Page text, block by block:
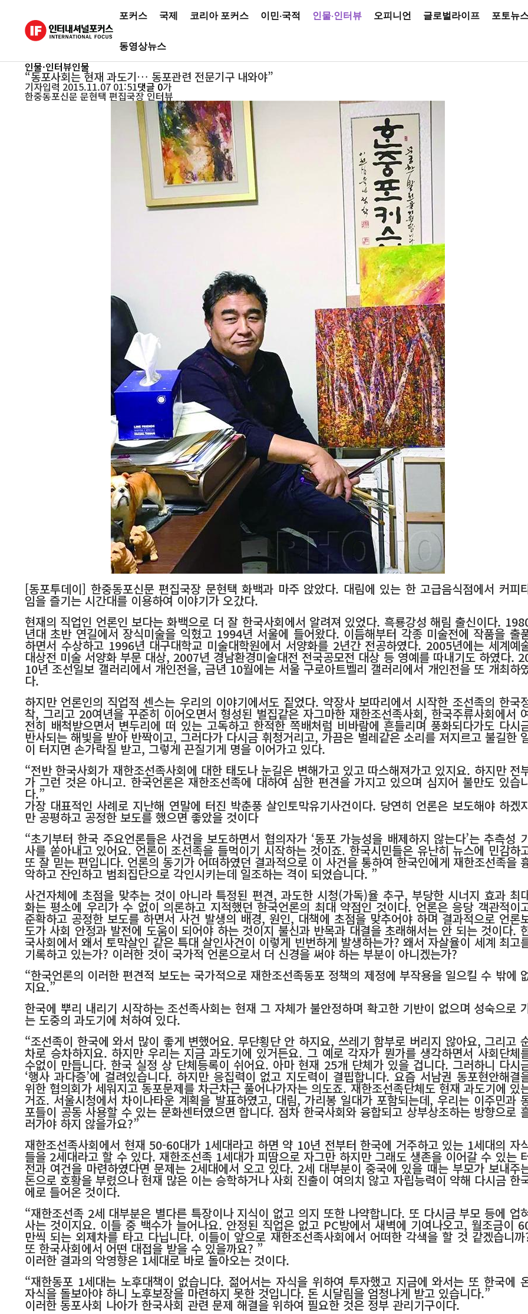
포커스 국제 코리아 포커스 이민·국적 인물·인터뷰 오피니언 글로벌라이프 포토뉴
동영상뉴스
인물·인터뷰인물
“동포사회는 현재 과도기… 동포관련 전문기구 내와야”
기자입력 2015.11.07 01:51댓글 0가
한중동포신문 문현택 편집국장 인터뷰
[동포투데이] 한중동포신문 편집국장 문현택 화백과 마주 앉았다. 대림에 있는 한 고급음식점에서 커피
임을 즐기는 시간대를 이용하여 이야기가 오갔다.
현재의 직업인 언론인 보다는 화백으로 더 잘 한국사회에서 알려져 있었다. 흑룡강성 해림 출신이다.
년대 초반 연길에서 장식미술을 익혔고 1994년 서울에 들어왔다. 이듬해부터 각종 미술전에 작품을 출
하면서 수상하고 1996년 대구대학교 미술대학원에서 서양화를 2년간 전공하였다. 2005년에는 세계예
대상전 미술 서양화 부문 대상, 2007년 경남환경미술대전 전국공모전 대상 등 영예를 따내기도 하였다.
10년 조선일보 갤러리에서 개인전을, 금년 10월에는 서울 구로아트벨리 갤러리에서 개인전을 또 개최하
다.
하지만 언론인의 직업적 센스는 우리의 이야기에서도 짙었다. 약장사 보따리에서 시작한 조선족의 한국
착, 그리고 20여년을 꾸준히 이어오면서 형성된 벌집같은 자그마한 재한조선족사회, 한국주류사회에서
전히 배척받으면서 변두리에 떠 있는 고독하고 한적한 쪽배처럼 비바람에 흔들리며 풍화되다가도 다시
반사되는 해빛을 받아 반짝이고, 그러다가 다시금 휘청거리고, 가끔은 벌레같은 소리를 저지르고 불길한
이 터지면 손가락질 받고, 그렇게 끈질기게 명을 이어가고 있다.
“전반 한국사회가 재한조선족사회에 대한 태도나 눈길은 변해가고 있고 따스해져가고 있지요. 하지만 전
가 그런 것은 아니고. 한국언론은 재한조선족에 대하여 심한 편견을 가지고 있으며 심지어 불만도 있습
다.”
가장 대표적인 사례로 지난해 연말에 터진 박춘풍 살인토막유기사건이다. 당연히 언론은 보도해야 하겠
만 공평하고 공정한 보도를 했으면 좋았을 것이다
“초기부터 한국 주요언론들은 사건을 보도하면서 협의자가 ‘동포 가능성을 배제하지 않는다’는 추측성
사를 쏟아내고 있어요. 언론이 조선족을 들먹이기 시작하는 것이죠. 한국시민들은 유난히 뉴스에 민감하
또 잘 믿는 편입니다. 언론의 동기가 어떠하였던 결과적으로 이 사건을 통하여 한국인에게 재한조선족을
악하고 잔인하고 범죄집단으로 각인시키는데 일조하는 격이 되었습니다. ”
사건자체에 초점을 맞추는 것이 아니라 특정된 편견, 과도한 시청(가독)율 추구, 부당한 시너지 효과 최
화는 평소에 우리가 수 없이 의론하고 지적했던 한국언론의 최대 약점인 것이다. 언론은 응당 객관적이
준확하고 공정한 보도를 하면서 사건 발생의 배경, 원인, 대책에 초점을 맞추어야 하며 결과적으로 언론
도가 사회 안정과 발전에 도움이 되어야 하는 것이지 불신과 반목과 대결을 초래해서는 안 되는 것이다.
국사회에서 왜서 토막살인 같은 특대 살인사건이 이렇게 빈번하게 발생하는가? 왜서 자살율이 세계 최고
기록하고 있는가? 이러한 것이 국가적 언론으로서 더 신경을 써야 하는 부분이 아니겠는가?
“한국언론의 이러한 편견적 보도는 국가적으로 재한조선족동포 정책의 제정에 부작용을 일으킬 수 밖에
지요.”
한국에 뿌리 내리기 시작하는 조선족사회는 현재 그 자체가 불안정하며 확고한 기반이 없으며 성숙으로
는 도중의 과도기에 처하여 있다.
“조선족이 한국에 와서 많이 좋게 변했어요. 무단횡단 안 하지요, 쓰레기 함부로 버리지 않아요, 그리고
차로 승차하지요. 하지만 우리는 지금 과도기에 있거든요. 그 예로 각자가 뭔가를 생각하면서 사회단체
수없이 만듭니다. 한국 실정 상 단체등록이 쉬어요. 아마 현재 25개 단체가 있을 겁니다. 그러하니 다시
‘행사 과다증’에 걸려있습니다. 하지만 응집력이 없고 지도력이 결핍합니다. 요즘 서남권 동포현안해결
위한 협의회가 세워지고 동포문제를 차근차근 풀어나가자는 의도죠. 재한조선족단체도 현재 과도기에 있
거죠. 서울시청에서 차이나타운 계획을 발표하였고, 대림, 가리봉 일대가 포함되는데, 우리는 이주민과
포들이 공동 사용할 수 있는 문화센터였으면 합니다. 점차 한국사회와 융합되고 상부상조하는 방향으로
러가야 하지 않을가요?”
재한조선족사회에서 현재 50-60대가 1세대라고 하면 약 10년 전부터 한국에 거주하고 있는 1세대의 자
들을 2세대라고 할 수 있다. 재한조선족 1세대가 피땀으로 자그만 하지만 그래도 생존을 이어갈 수 있는
전과 여건을 마련하였다면 문제는 2세대에서 오고 있다. 2세 대부분이 중국에 있을 때는 부모가 보내주
돈으로 호황을 부렸으나 현재 많은 이는 승학하거나 사회 진출이 여의치 않고 자립능력이 약해 다시금 한
에로 들어온 것이다.
“재한조선족 2세 대부분은 별다른 특장이나 지식이 없고 의지 또한 나약합니다. 또 다시금 부모 등에 업
사는 것이지요. 이들 중 백수가 늘어나요. 안정된 직업은 없고 PC방에서 새벽에 기여나오고, 월조금이
만씩 되는 외제차를 타고 다닙니다. 이들이 앞으로 재한조선족사회에서 어떠한 각색을 할 것 같겠습니까
또 한국사회에서 어떤 대접을 받을 수 있을까요? ”
이러한 결과의 악영향은 1세대로 바로 돌아오는 것이다.
“재한동포 1세대는 노후대책이 없습니다. 젊어서는 자식을 위하여 투자했고 지금에 와서는 또 한국에
자식을 돌보아야 하니 노후보장을 마련하지 못한 것입니다. 돈 시달림을 엄청나게 받고 있습니다.”
이러한 동포사회 나아가 한국사회 관련 문제 해결을 위하여 필요한 것은 정부 관리기구이다.